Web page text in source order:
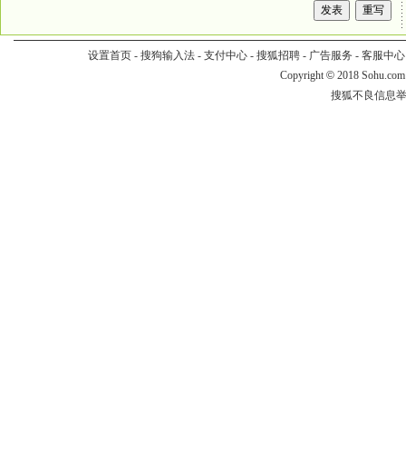
设置首页- 搜狗输入法- 支付中心- 搜狐招聘- 广告服务 - 客服中心
Copyright © 2018
搜狐不良信息